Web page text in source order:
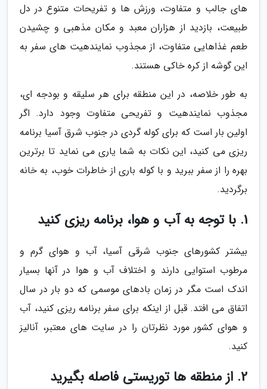
های جالب و متفاوت، ورزش ها و تفریحات متنوع در دل
طبیعت، بازدید از هزاران معبد و مکان مذهبی و چشیدن
طعم غذاهایی متفاوت، از مجذوب نمایندهیت های سفر به
این گوشه از کره خاکی هستند.
به طور خلاصه، در این منطقه برای هر سلیقه و بودجه ای،
مجذوب نمایندهیت و تفریحی متفاوت وجود دارد. اگر
اولین بار است که برای کوله گردی در جنوب شرق آسیا برنامه
ریزی می کنید، این نکات به شما یاری می نماید تا برترین
بهره را از سفر ببرید و با کوله باری از خاطرات خوب، به خانه
برگردید.
1. با توجه به آب و هوا، برنامه ریزی کنید
بیشتر کشورهای جنوب شرقی آسیا، آب و هوای گرم و
مرطوب استوایی دارند و اختلاف آب و هوا در آنها بسیار
اندک است مگر در زمان بادهای موسمی که دو بار در سال
اتفاق می افتد. قبل از اینکه برای سفر برنامه ریزی کنید، آب
و هوای کشور مورد نظرتان را در سایت های معتبر، آنالیز
کنید.
2. از منطقه ها توریستی فاصله بگیرید